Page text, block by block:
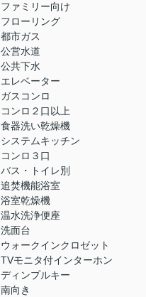
ファミリー向け
フローリング
都市ガス
公営水道
公共下水
エレベーター
ガスコンロ
コンロ２口以上
食器洗い乾燥機
システムキッチン
コンロ３口
バス・トイレ別
追焚機能浴室
浴室乾燥機
温水洗浄便座
洗面台
ウォークインクロゼット
TVモニタ付インターホン
ディンプルキー
南向き